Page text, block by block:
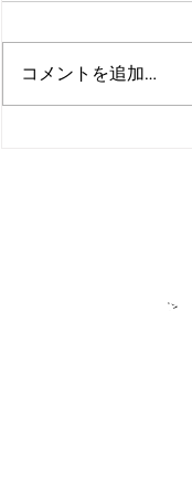
コメントを追加…
​＞
★